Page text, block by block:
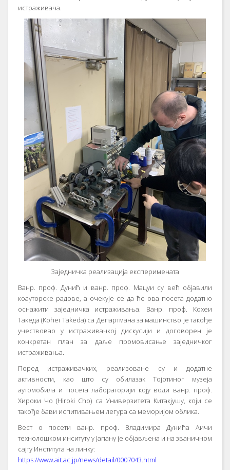
истраживача.
Заједничка реализација експеримената
Ванр. проф. Дунић и ванр. проф. Мацуи су већ објавили
коауторске радове, а очекује се да ће ова посета додатно
оснажити заједничка истраживања. Ванр. проф. Кохеи
Такеда (Kohei Takeda) са Департмана за машинство је такође
учествовао у истраживачкој дискусији и договорен је
конкретан план за даље промовисање заједничког
истраживања.
Поред истраживачких, реализоване су и додатне
активности, као што су обилазак Тојотиног музеја
аутомобила и посета лабораторији коју води ванр. проф.
Хироки Чо (Hiroki Cho) са Универзитета Китакјушу, који се
такође бави испитивањем легура са меморијом облика.
Вест о посети ванр. проф. Владимира Дунића Аичи
технолошком инситуту у Јапану је објављена и на званичном
сајту Института на линку:
https://www.ait.ac.jp/news/detail/0007043.html